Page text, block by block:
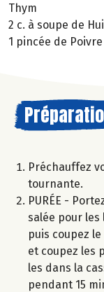
Thym
2 c. à soupe de
1 pincée de Poivre
Préchauffez
tournante.
PURÉE -
salée pour les
puis coupez
et coupez les
les dans la
pendant 15